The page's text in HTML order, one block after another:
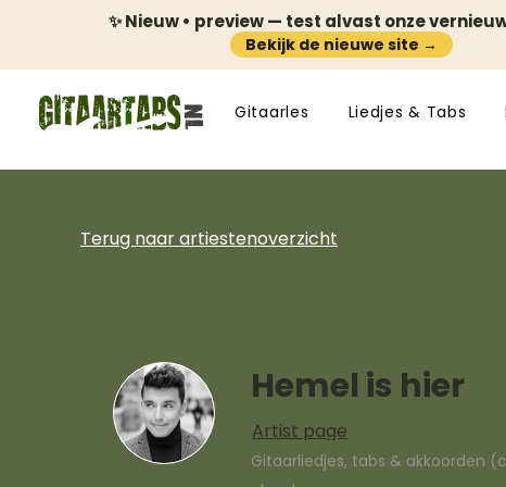
✨ Nieuw • preview — test alvast onze
Bekijk de nieuwe site →
Gitaarles Liedjes & Tabs
Terug naar artiestenoverzicht
Hemel is hier
Artist page
Gitaarliedjes, tabs & akkoorden